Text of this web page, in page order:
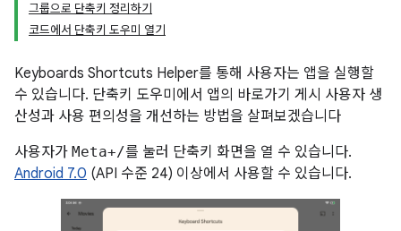
그룹으로 단축키 정리하기
코드에서 단축키 도우미 열기
Keyboards Shortcuts Helper를 통해 사용자는 앱을 실행할
수 있습니다. 단축키 도우미에서 앱의 바로가기 게시 사용자 생
산성과 사용 편의성을 개선하는 방법을 살펴보겠습니다
사용자가 Meta+/를 눌러 단축키 화면을 열 수 있습니다.
Android 7.0 (API 수준 24) 이상에서 사용할 수 있습니다.